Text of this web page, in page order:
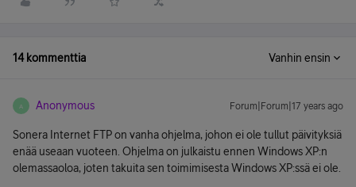
14 kommenttia Vanhin ensin
A Anonymous Forum|Forum|17 years ago
Sonera Internet FTP on vanha ohjelma, johon ei ole tullut päivityksiä
enää useaan vuoteen. Ohjelma on julkaistu ennen Windows XP:n
olemassaoloa, joten takuita sen toimimisesta Windows XP:ssä ei ole.